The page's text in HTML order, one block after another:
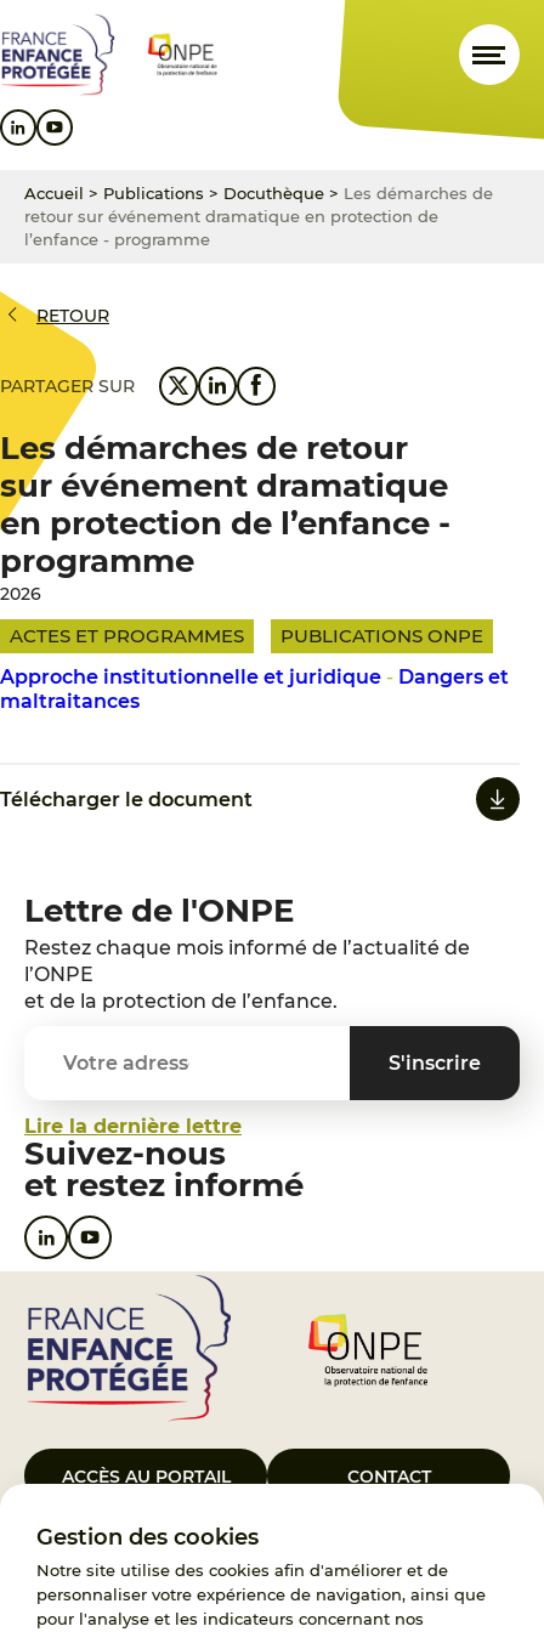
Gestion des cookies
Notre site utilise des cookies afin d'améliorer et de
personnaliser votre expérience de navigation, ainsi que
pour l'analyse et les indicateurs concernant nos
au
contenu
principal
au
menu
principal
au
pied
de
Accueil > Publications > Docuthèque > Les démarches de
retour sur événement dramatique en protection de
l’enfance - programme
RETOUR
PARTAGER SUR
Les démarches de retour
sur événement dramatique
en protection de l’enfance -
programme
2026
ACTES ET PROGRAMMES
PUBLICATIONS ONPE
Approche institutionnelle et juridique - Dangers et
maltraitances
Télécharger le document
Lettre de l'ONPE
Restez chaque mois informé de l’actualité de
l’ONPE
et de la protection de l’enfance.
Lire la dernière lettre
Suivez-nous
et restez informé
ACCÈS AU PORTAIL CONTACT
Le Groupement d’Intérêt Public France Enfance Protégée, créé le 5
janvier 2023, a pour objet d’assurer les missions de service public du
119, d’accompagnement des adoptants et de traitement des
demandes d’accès aux origines personnelles. France Enfance